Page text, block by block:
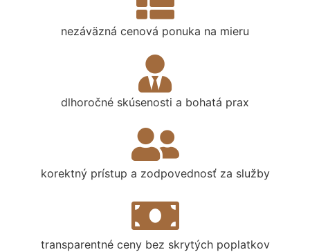
nezáväzná cenová ponuka na mieru
dlhoročné skúsenosti a bohatá prax
korektný prístup a zodpovednosť za služby
transparentné ceny bez skrytých poplatkov